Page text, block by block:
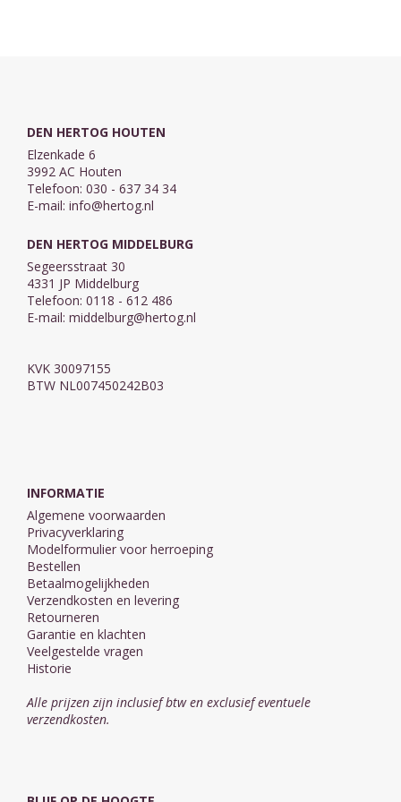
DEN HERTOG HOUTEN
Elzenkade 6
3992 AC Houten
Telefoon: 030 - 637 34 34
E-mail: info@hertog.nl
DEN HERTOG MIDDELBURG
Segeersstraat 30
4331 JP Middelburg
Telefoon: 0118 - 612 486
E-mail: middelburg@hertog.nl
KVK 30097155
BTW NL007450242B03
INFORMATIE
Algemene voorwaarden
Privacyverklaring
Modelformulier voor herroeping
Bestellen
Betaalmogelijkheden
Verzendkosten en levering
Retourneren
Garantie en klachten
Veelgestelde vragen
Historie
Alle prijzen zijn inclusief btw en exclusief eventuele
verzendkosten.